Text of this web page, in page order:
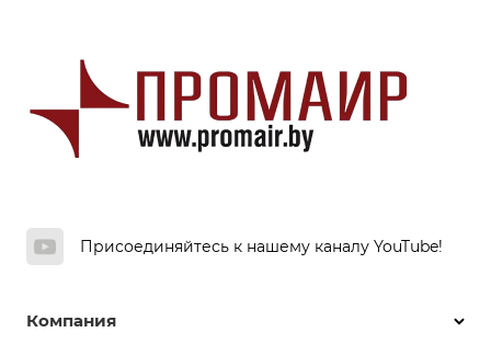
Присоединяйтесь к нашему каналу YouTube!
Компания